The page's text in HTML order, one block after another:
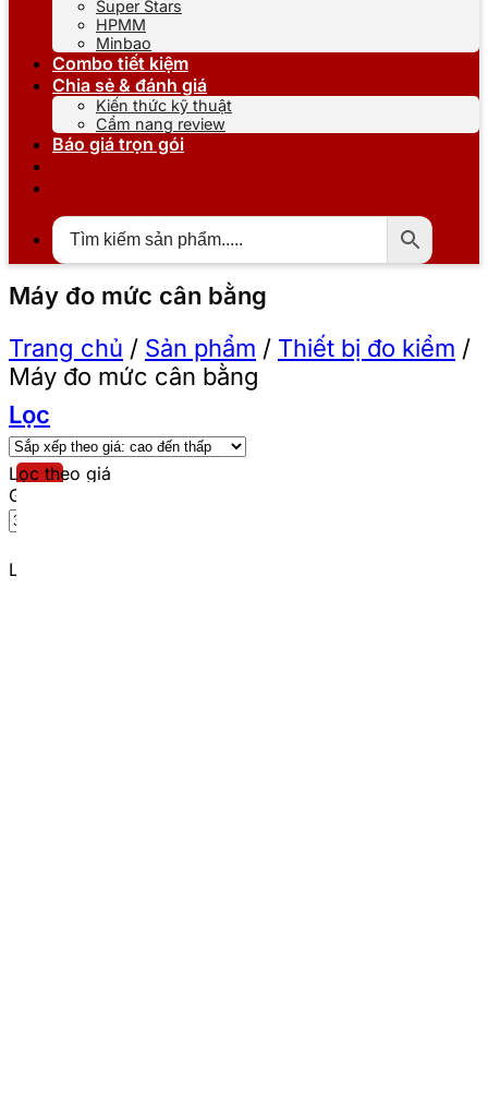
Super Stars
HPMM
Minbao
Combo tiết kiệm
Chia sẻ & đánh giá
Kiến thức kỹ thuật
Cẩm nang review
Báo giá trọn gói
Máy đo mức cân bằng
Trang chủ / Sản phẩm / Thiết bị đo kiểm /
Máy đo mức cân bằng
Lọc
Lọc theo giá
Giá tối thiểu
Lọc theo thương hiệu